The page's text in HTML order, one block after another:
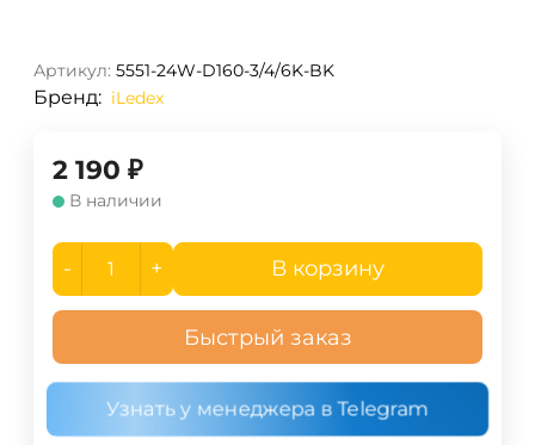
Артикул: 5551-24W-D160-3/4/6K-BK
Бренд: iLedex
2 190 ₽
В наличии
- + В корзину
Быстрый заказ
Узнать у менеджера в Telegram